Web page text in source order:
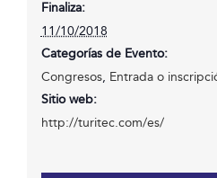
Finaliza:
11/10/2018
Categorías de Evento:
Congresos, Entrada o
Sitio web:
http://turitec.com/es/